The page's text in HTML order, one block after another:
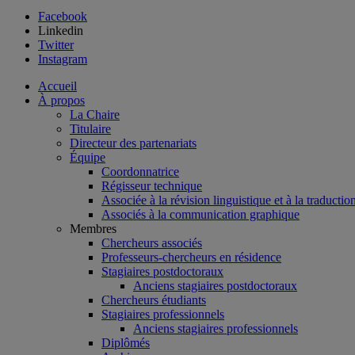
Facebook
Linkedin
Twitter
Instagram
Accueil
À propos
La Chaire
Titulaire
Directeur des partenariats
Équipe
Coordonnatrice
Régisseur technique
Associée à la révision linguistique et à la
Associés à la communication graphique
Membres
Chercheurs associés
Professeurs-chercheurs en résidence
Stagiaires postdoctoraux
Anciens stagiaires postdoctoraux
Chercheurs étudiants
Stagiaires professionnels
Anciens stagiaires professionnels
Diplômés